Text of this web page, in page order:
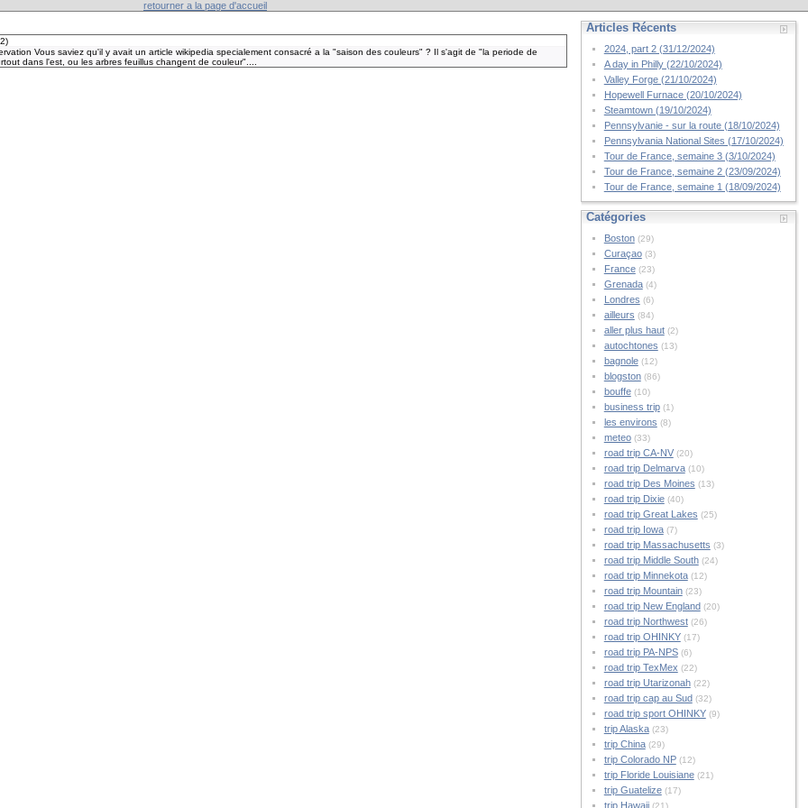
retourner a la page d'accueil
)
Vous saviez qu'il y avait un article wikipedia specialement consacré a la "saison des couleurs" ? Il s'agit de "la periode de
dans l'est, ou les arbres feuillus changent de couleur"....
Articles Récents
2024, part 2 (31/12/2024)
A day in Philly (22/10/2024)
Valley Forge (21/10/2024)
Hopewell Furnace (20/10/2024)
Steamtown (19/10/2024)
Pennsylvanie - sur la route (18/10/2024)
Pennsylvania National Sites (17/10/2024)
Tour de France, semaine 3 (3/10/2024)
Tour de France, semaine 2 (23/09/2024)
Tour de France, semaine 1 (18/09/2024)
Catégories
Boston(29)
Curaçao(3)
France(23)
Grenada(4)
Londres (6)
ailleurs (84)
aller plus haut(2)
autochtones (13)
bagnole(12)
blogston(86)
bouffe(10)
business trip(1)
les environs (8)
meteo(33)
road trip CA-NV(20)
road trip Delmarva(10)
road trip Des Moines (13)
road trip Dixie(40)
road trip Great Lakes (25)
road trip Iowa(7)
road trip Massachusetts (3)
road trip Middle South(24)
road trip Minnekota(12)
road trip Mountain(23)
road trip New England (20)
road trip Northwest(26)
road trip OHINKY(17)
road trip PA-NPS(6)
road trip TexMex (22)
road trip Utarizonah(22)
road trip cap au Sud (32)
road trip sport OHINKY(9)
trip Alaska(23)
trip China(29)
trip Colorado NP(12)
trip Floride Louisiane(21)
trip Guatelize(17)
trip Hawaii(21)